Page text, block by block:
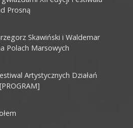
Prosną
Skawiński i Waldemar
Polach Marsowych
Artystycznych Działań